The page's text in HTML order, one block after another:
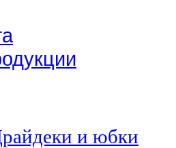
и юбки